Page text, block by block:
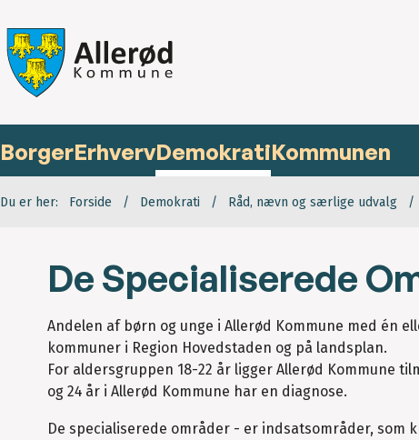
BorgerErhvervDemokratiKommunen
Du er her: Forside Demokrati Råd, nævn og særlige udvalg
De Specialiserede
Andelen af børn og unge i Allerød Kommune med én
kommuner i Region Hovedstaden og på landsplan.
For aldersgruppen 18-22 år ligger Allerød Kommune
og 24 år i Allerød Kommune har en diagnose.
De specialiserede områder - er indsatsområder,